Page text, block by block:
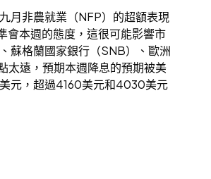
月非農就業（NFP）的超額表現
會本週的態度，這很可能影響市
蘇格蘭國家銀行（SNB）、歐洲
太遠，預期本週降息的預期被美
元，超過4160美元和4030美元